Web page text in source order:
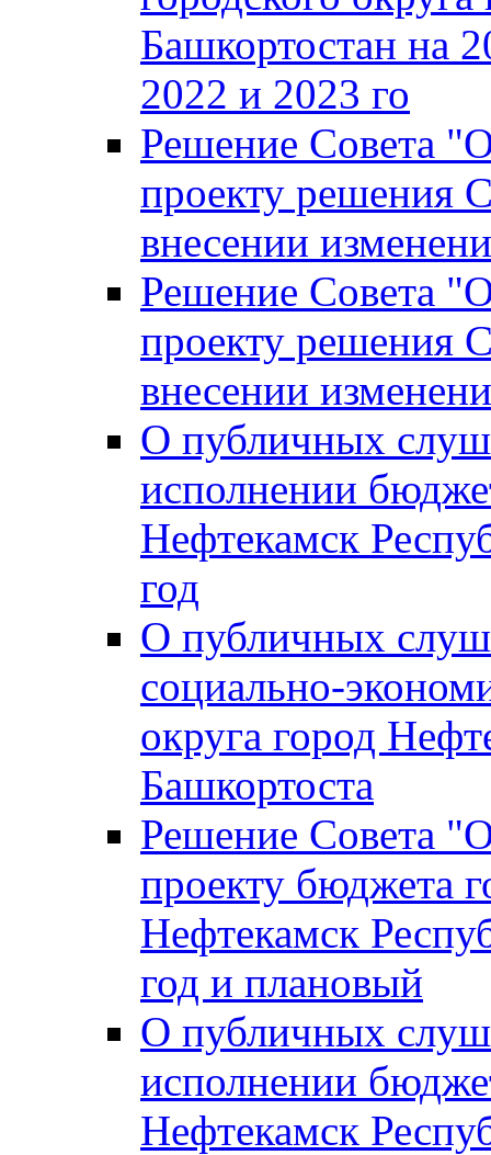
Башкортостан на
2022 и 2023 го
Решение Совета
проекту решения
внесении
Решение Совета
проекту решения
внесении
О публичных
исполнении
Нефтекамск
год
О публичных
социально-
округа город
Башкортоста
Решение Совета
проекту бюджета
Нефтекамск
год и плановый
О публичных
исполнении
Нефтекамск